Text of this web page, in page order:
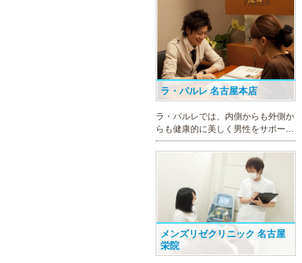
ラ・パルレ 名古屋本店
ラ・パルレでは、内側からも外側か
らも健康的に美しく男性をサポー
ト。脱メタボリックやダイエット、
マッチョコースやにきび内外コー
ス、アロマトリートメント等多彩な
メニューをご用意。お得な体験コー
スも多数！
メンズリゼクリニック 名古屋
栄院